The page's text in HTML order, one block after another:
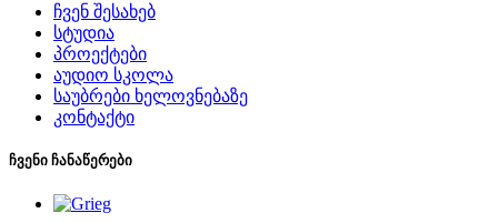
ჩვენ შესახებ
სტუდია
პროექტები
აუდიო სკოლა
საუბრები ხელოვნებაზე
კონტაქტი
ჩვენი ჩანაწერები